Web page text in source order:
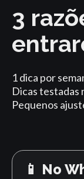
3
1 dica por
Dicas testadas
Pequenos
📱 No